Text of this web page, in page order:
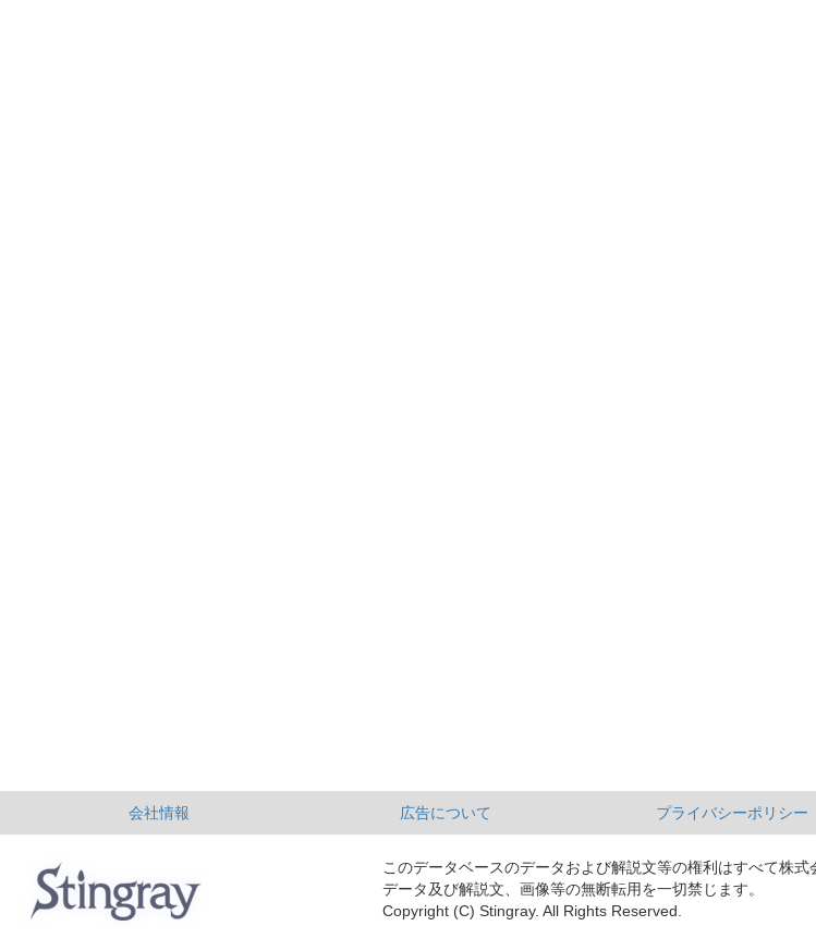
会社情報 広告について プライバシーポリシー
このデータベースのデータおよび解説文等の権利はすべて株式
データ及び解説文、画像等の無断転用を一切禁じます。
Copyright (C) Stingray. All Rights Reserved.